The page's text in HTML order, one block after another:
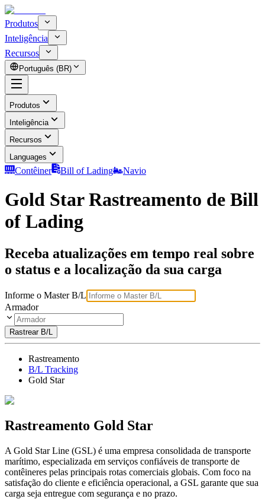
Produtos
Inteligência
Recursos
Português (BR)
Produtos
Inteligência
Recursos
Languages
Contêiner Bill of Lading Navio
Gold Star Rastreamento de Bill
of Lading
Receba atualizações em tempo real sobre
o status e a localização da sua carga
Informe o Master B/L
Armador
Rastrear B/L
Rastreamento
B/L Tracking
Gold Star
Rastreamento Gold Star
A Gold Star Line (GSL) é uma empresa consolidada de transporte
marítimo, especializada em serviços confiáveis de transporte de
contêineres pelas principais rotas comerciais globais. Com foco na
satisfação do cliente e eficiência operacional, a GSL garante que sua
carga seja entregue com segurança e no prazo.